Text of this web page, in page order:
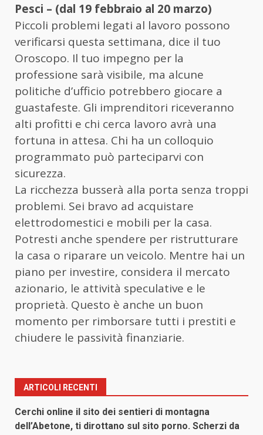
Pesci – (dal 19 febbraio al 20 marzo)
Piccoli problemi legati al lavoro possono
verificarsi questa settimana, dice il tuo
Oroscopo. Il tuo impegno per la
professione sarà visibile, ma alcune
politiche d’ufficio potrebbero giocare a
guastafeste. Gli imprenditori riceveranno
alti profitti e chi cerca lavoro avrà una
fortuna in attesa. Chi ha un colloquio
programmato può parteciparvi con
sicurezza.
La ricchezza busserà alla porta senza troppi
problemi. Sei bravo ad acquistare
elettrodomestici e mobili per la casa.
Potresti anche spendere per ristrutturare
la casa o riparare un veicolo. Mentre hai un
piano per investire, considera il mercato
azionario, le attività speculative e le
proprietà. Questo è anche un buon
momento per rimborsare tutti i prestiti e
chiudere le passività finanziarie.
ARTICOLI RECENTI
Cerchi online il sito dei sentieri di montagna
dell’Abetone, ti dirottano sul sito porno. Scherzi da